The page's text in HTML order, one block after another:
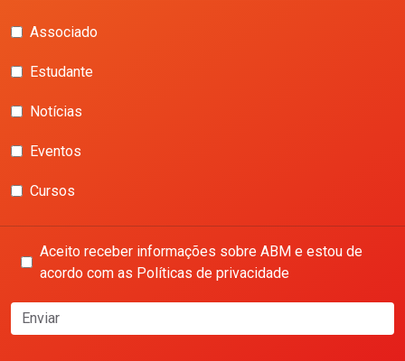
Associado
Estudante
Notícias
Eventos
Cursos
Aceito receber informações sobre ABM e estou de
acordo com as Políticas de privacidade
Enviar